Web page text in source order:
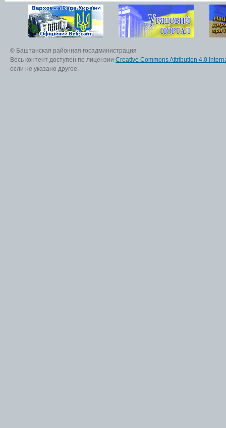
© Баштанская районная госадминистрация
Весь контент доступен по лицензии Creative Commons Attribution 4.0
если не указано другое.